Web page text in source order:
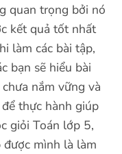
quan trọng bởi nó
kết quả tốt nhất
làm các bài tập,
bạn sẽ hiểu bài
nắm vững và
thực hành giúp
giỏi Toán lớp 5,
mình là làm